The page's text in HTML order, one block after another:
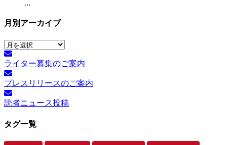
...
月別アーカイブ
月
別
ア
ー
カ
イ
ブ
ライター募集のご案内
プレスリリースのご案内
読者ニュース投稿
タグ一覧